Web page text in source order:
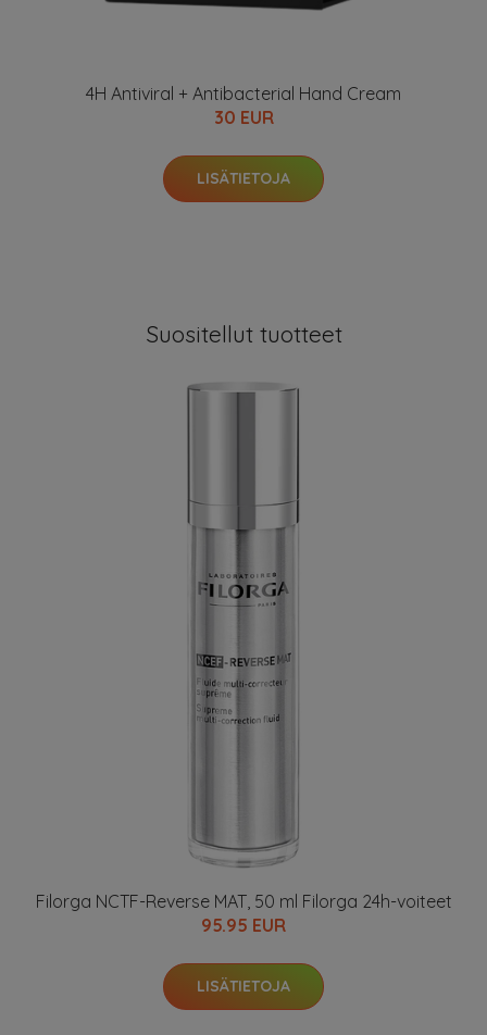
4H Antiviral + Antibacterial Hand Cream
30 EUR
LISÄTIETOJA
Suositellut tuotteet
Filorga NCTF-Reverse MAT, 50 ml Filorga 24h-voiteet
95.95 EUR
LISÄTIETOJA